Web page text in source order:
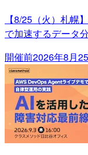
【8/25（火）札幌
で加速するデータ
開催前2026年8月